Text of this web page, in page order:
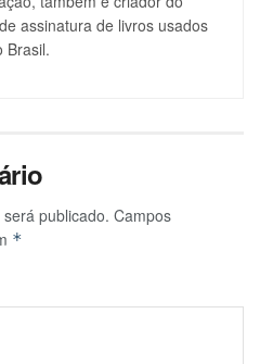
assinatura de livros usados
Brasil.
publicado. Campos
*